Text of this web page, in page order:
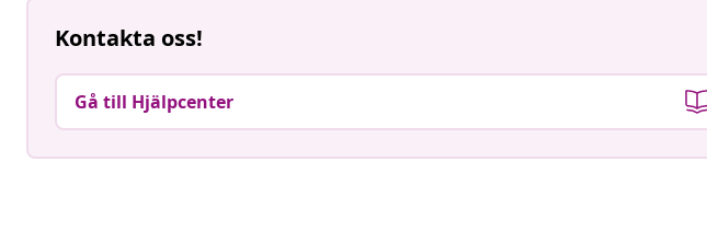
Kontakta oss!
Gå till Hjälpcenter